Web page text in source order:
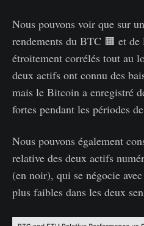
Nous pouvons voir que sur
rendements du BTC 🟧 et
étroitement corrélés tout au
deux actifs ont connu des
mais le Bitcoin a enregistré
fortes pendant les périodes
Nous pouvons également
relative des deux actifs
(en noir), qui se négocie
plus faibles dans les deux